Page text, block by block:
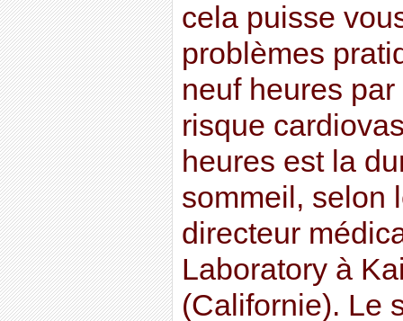
cela puisse
problèmes
neuf heures
risque
heures est la
sommeil, selon
directeur
Laboratory à
(Californie). Le